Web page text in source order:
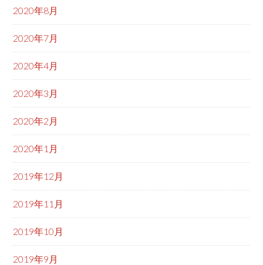
2020年8月
2020年7月
2020年4月
2020年3月
2020年2月
2020年1月
2019年12月
2019年11月
2019年10月
2019年9月